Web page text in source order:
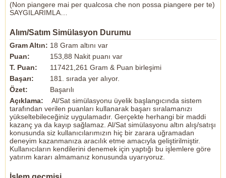
(Non piangere mai per qualcosa che non possa piangere per te)
SAYGILARIMLA…
Alım/Satım Simülasyon Durumu
Gram Altın: 18 Gram altını var
Puan:
153,88 Nakit puanı var
T. Puan:
117421,261 Gram & Puan birleşimi
Başarı:
181. sırada yer alıyor.
Özet:
Başarılı
Açıklama:
Al/Sat simülasyonu üyelik başlangıcında sistem
tarafından verilen puanları kullanarak başarı sıralamanızı
yükseltebileceğiniz uygulamadır. Gerçekte herhangi bir maddi
kazanç ya da kayıp sağlamaz. Al/Sat simülasyonu altın alış/satışı
konusunda siz kullanıcılarımızın hiç bir zarara uğramadan
deneyim kazanmanıza aracılık etme amacıyla geliştirilmiştir.
Kullanıcıların kendilerini denemek için yaptığı bu işlemlere göre
yatırım kararı almamanız konusunda uyarıyoruz.